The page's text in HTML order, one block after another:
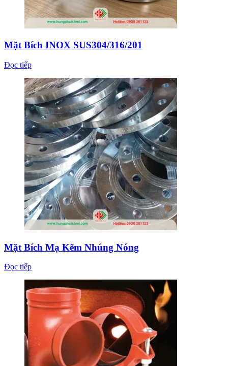
Mặt Bích INOX SUS304/316/201
Đọc tiếp
Mặt Bích Mạ Kẽm Nhúng Nóng
Đọc tiếp